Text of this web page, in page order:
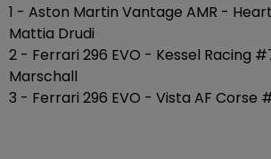
1 - Aston Martin Vantage AMR -
Mattia Drudi
2 - Ferrari 296 EVO - Kessel Racing
Marschall
3 - Ferrari 296 EVO - Vista AF Corse